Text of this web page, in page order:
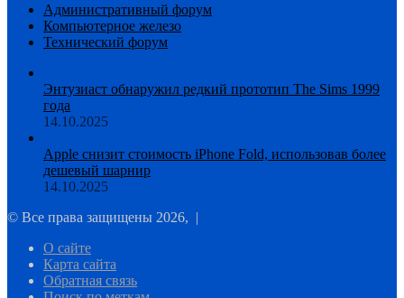
Административный форум
Компьютерное железо
Технический форум
Энтузиаст обнаружил редкий прототип The Sims 1999
года
14.10.2025
Apple снизит стоимость iPhone Fold, использовав более
дешевый шарнир
14.10.2025
© Все права защищены 2026, |
О сайте
Карта сайта
Обратная связь